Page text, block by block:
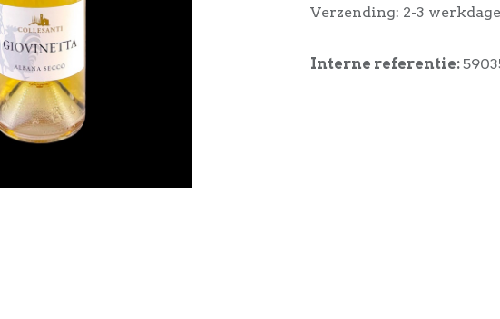
Verzending: 2-3
Interne referentie: